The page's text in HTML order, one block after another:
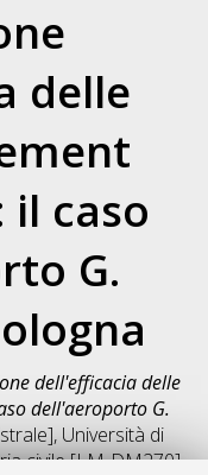
delle
il caso
G.
dell'efficacia delle
dell'aeroporto G.
Università di
civile [LM-DM270],